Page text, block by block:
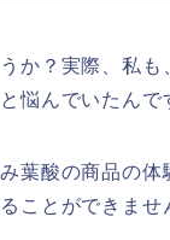
か？実際、私
悩んでいたんで
葉酸の商品の
ことができませ